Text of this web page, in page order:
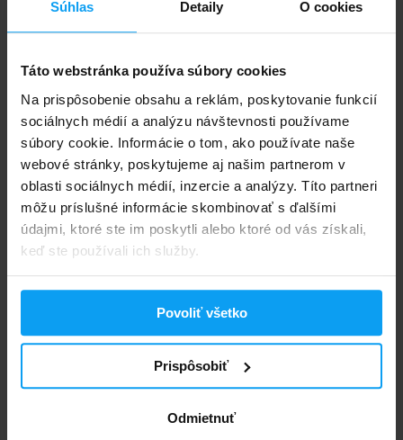
Súhlas Detaily O cookies
Táto webstránka používa súbory cookies
Na prispôsobenie obsahu a reklám, poskytovanie funkcií
sociálnych médií a analýzu návštevnosti používame
súbory cookie. Informácie o tom, ako používate naše
webové stránky, poskytujeme aj našim partnerom v
oblasti sociálnych médií, inzercie a analýzy. Títo partneri
môžu príslušné informácie skombinovať s ďalšími
údajmi, ktoré ste im poskytli alebo ktoré od vás získali,
keď ste používali ich služby.
Povoliť všetko
Prispôsobiť
Odmietnuť
Kompava
ty COCOS! 6 g
1,09€
Applied Nutrition
2,39€ 2,95€
-11%
Isoactive 600 g
NA SKLADE
-24%
BodyWorld
2x Electrolytes Hydralyte 500 g
+ Fitnes...
25,98€
NA SKLADE